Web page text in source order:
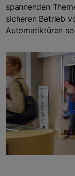
spannenden
sicheren Betrieb
Automatiktüren